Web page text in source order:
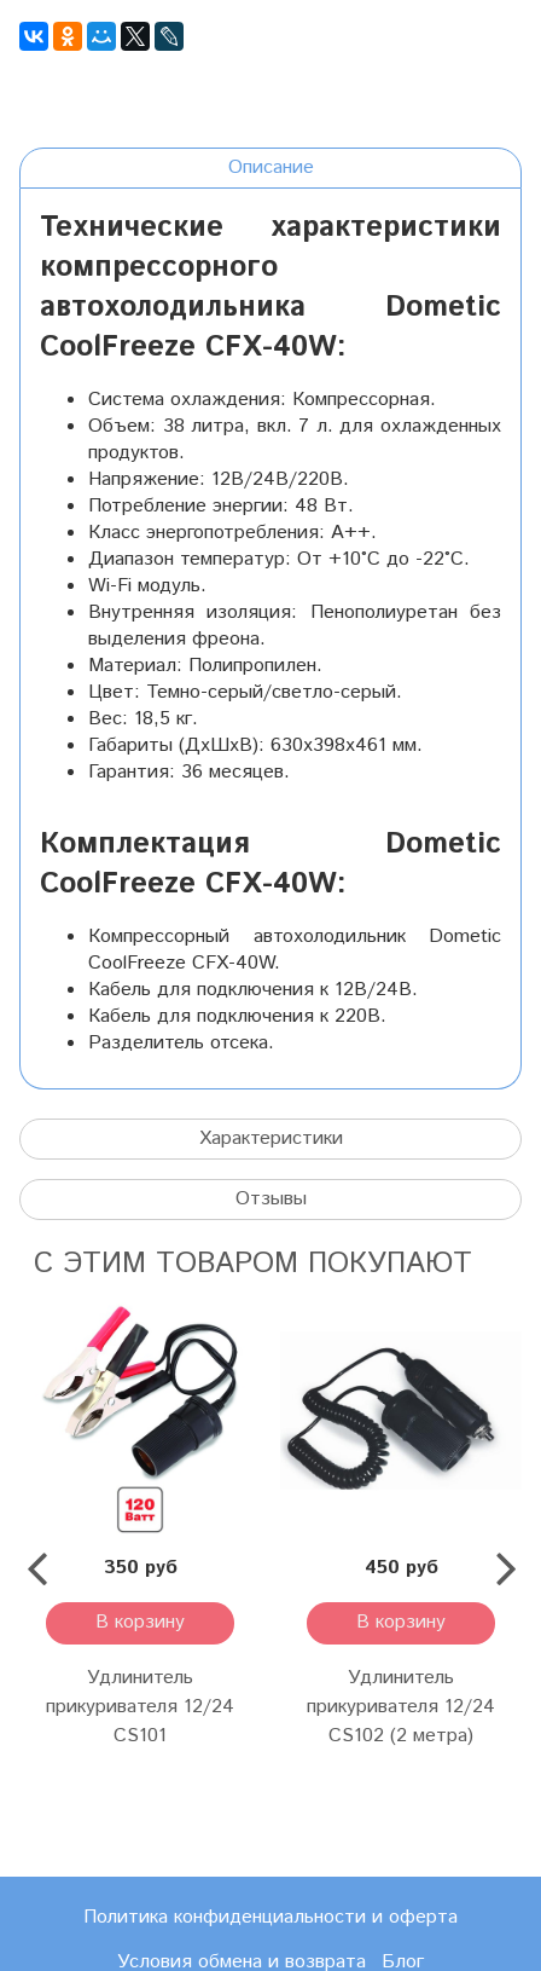
Описание
Технические характеристики
компрессорного
автохолодильника Dometic
CoolFreeze CFX-40W:
Система охлаждения: Компрессорная.
Объем: 38 литра, вкл. 7 л. для охлажденных
продуктов.
Напряжение: 12В/24В/220В.
Потребление энергии: 48 Вт.
Класс энергопотребления: А++.
Диапазон температур: От +10°С до -22°С.
Wi-Fi модуль.
Внутренняя изоляция: Пенополиуретан без
выделения фреона.
Материал: Полипропилен.
Цвет: Темно-серый/светло-серый.
Вес: 18,5 кг.
Габариты (ДxШxВ): 630х398х461 мм.
Гарантия: 36 месяцев.
Комплектация Dometic
CoolFreeze CFX-40W:
Компрессорный автохолодильник Dometic
CoolFreeze CFX-40W.
Кабель для подключения к 12В/24В.
Кабель для подключения к 220В.
Разделитель отсека.
Характеристики
Отзывы
С ЭТИМ ТОВАРОМ ПОКУПАЮТ
350 руб
В корзину
Удлинитель
прикуривателя 12/24
CS101
450 руб
В корзину
Удлинитель
прикуривателя 12/24
CS102 (2 метра)
Политика конфиденциальности и оферта
Условия обмена и возврата
Блог